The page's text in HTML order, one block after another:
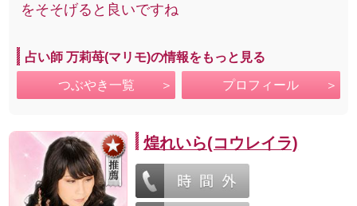
をそそげると良いですね
占い師 万莉苺(マリモ)の情報をもっと見る
つぶやき一覧 プロフィール
煌れいら(コウレイラ)